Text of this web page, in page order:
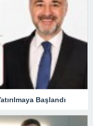
Başlandı